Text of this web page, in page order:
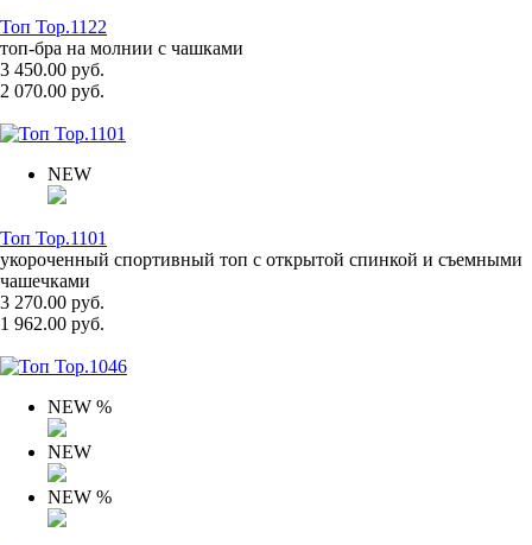
Топ Top.1122
топ-бра на молнии с чашками
3 450.00 руб.
2 070.00 руб.
NEW
Топ Top.1101
укороченный спортивный топ с открытой спинкой и съемными
чашечками
3 270.00 руб.
1 962.00 руб.
NEW %
NEW
NEW %